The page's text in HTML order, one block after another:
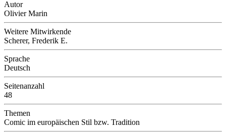
Autor
Olivier Marin
Weitere Mitwirkende
Scherer, Frederik E.
Sprache
Deutsch
Seitenanzahl
48
Themen
Comic im europäischen Stil bzw. Tradition